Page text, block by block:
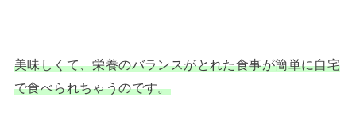
美味しくて、栄養のバランスがとれた食事が簡単に自宅
で食べられちゃうのです。